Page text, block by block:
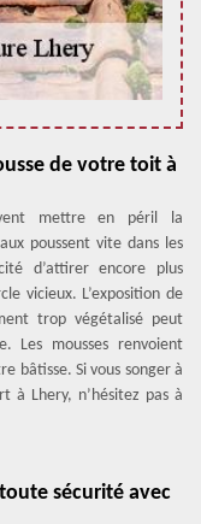
de votre toit à
mettre en péril la
poussent vite dans les
d’attirer encore plus
vicieux. L’exposition de
trop végétalisé peut
Les mousses renvoient
bâtisse. Si vous songer à
à Lhery, n’hésitez pas à
sécurité avec